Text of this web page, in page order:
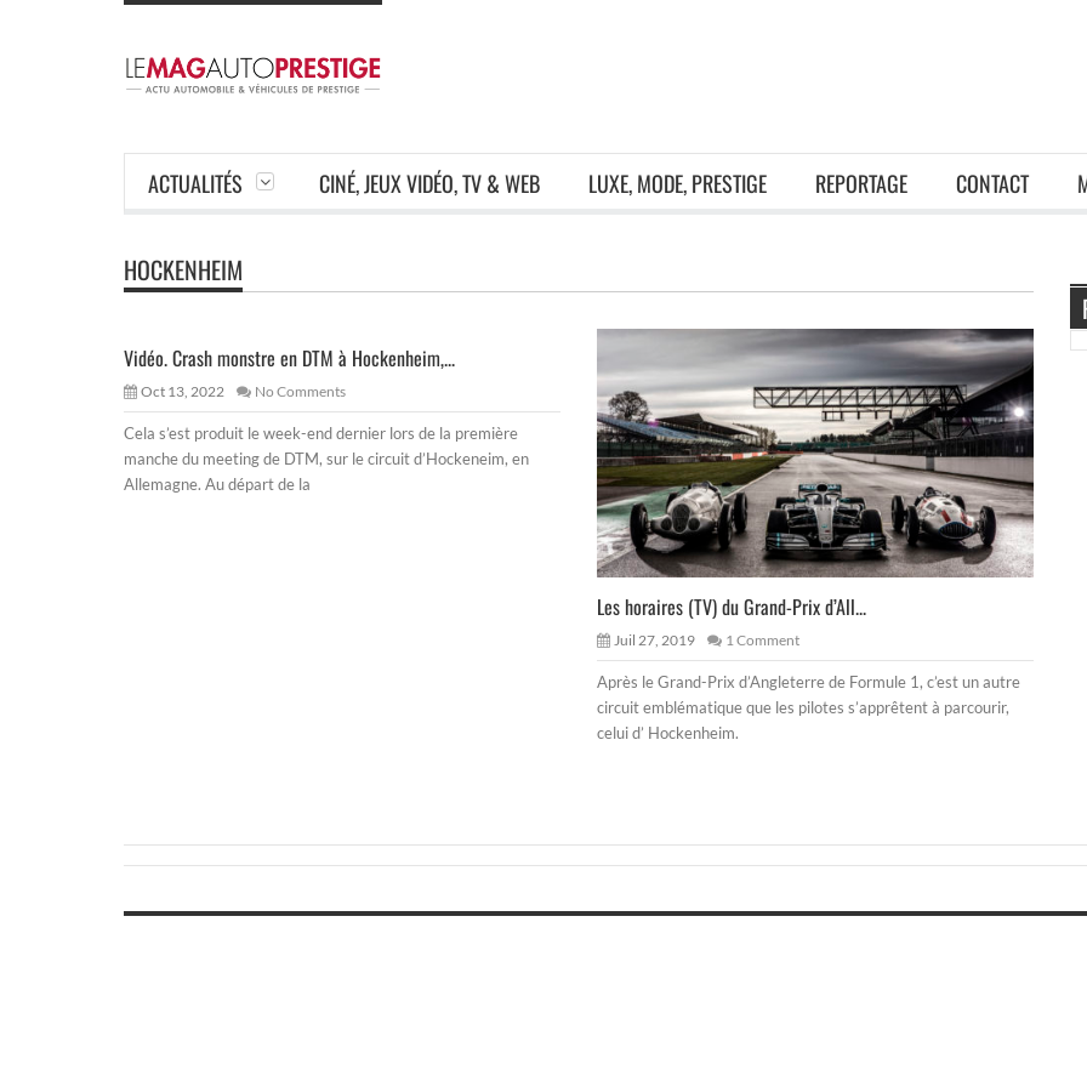
ACTUALITÉS CINÉ, JEUX VIDÉO, TV & WEB LUXE, MODE, PRESTIGE REPORTAGE CONTACT
HOCKENHEIM
Vidéo. Crash monstre en DTM à Hockenheim,...
Oct 13, 2022 No Comments
Cela s’est produit le week-end dernier lors de la première
manche du meeting de DTM, sur le circuit d’Hockeneim, en
Allemagne. Au départ de la
Les horaires (TV) du Grand-Prix d’All...
Juil 27, 2019 1 Comment
Après le Grand-Prix d’Angleterre de Formule 1, c’est un autre
circuit emblématique que les pilotes s’apprêtent à parcourir,
celui d’ Hockenheim.